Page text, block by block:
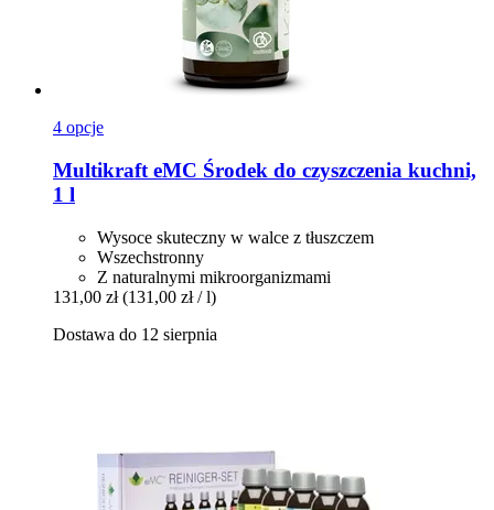
4 opcje
Multikraft eMC Środek do czyszczenia kuchni,
1 l
Wysoce skuteczny w walce z tłuszczem
Wszechstronny
Z naturalnymi mikroorganizmami
131,00 zł (131,00 zł / l)
Dostawa do 12 sierpnia